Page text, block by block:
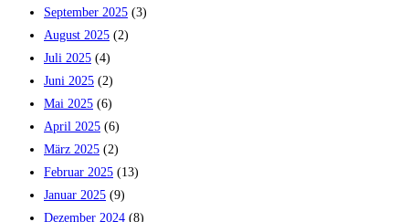
September 2025 (3)
August 2025 (2)
Juli 2025 (4)
Juni 2025 (2)
Mai 2025 (6)
April 2025 (6)
März 2025 (2)
Februar 2025 (13)
Januar 2025 (9)
Dezember 2024 (8)